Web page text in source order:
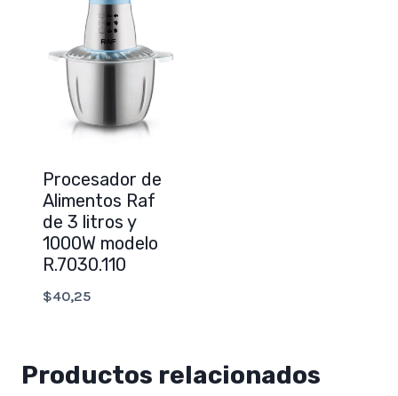
Procesador de
Alimentos Raf
de 3 litros y
1000W modelo
R.7030.110
$40,25
Productos relacionados